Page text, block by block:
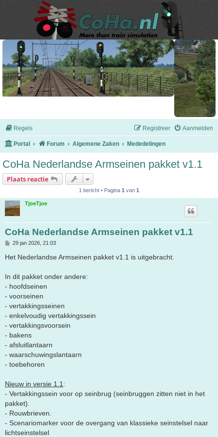
Regels Aanmelden
Registreer
Portal Forum Algemene Zaken Mededelingen
CoHa Nederlandse Armseinen pakket v1.1
Plaats reactie
1 bericht • Pagina 1 van 1
TjoeTjoe
CoHa Nederlandse Armseinen pakket v1.1
B
r
29 jan 2026, 21:03
Het Nederlandse Armseinen pakket v1.1 is uitgebracht.
In dit pakket onder andere:
- hoofdseinen
- voorseinen
- vertakkingsseinen
- enkelvoudig vertakkingssein
- vertakkingsvoorsein
- bakens
- afsluitlantaarn
- waarschuwingslantaarn
- toebehoren
Nieuw in versie 1.1 :
- Vertakkingssein voor op seinbrug (seinbruggen zitten niet in het
pakket).
- Rouwbrieven.
- Scenariomarker voor de overgang van klassieke seinstelsel naar
lichtseinstelsel